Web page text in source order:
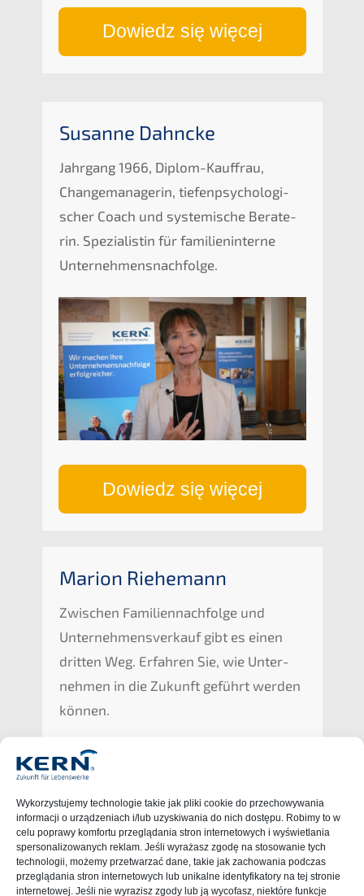
Wykor­zys­tu­je­my techno­lo­gie takie jak pliki cookie do przecho­wy­wa­nia
infor­mac­ji o urząd­ze­niach i/lub uzyski­wa­nia do nich dostę­pu. Robimy to w
celu popra­wy komfor­tu przeglą­da­nia stron inter­neto­wych i wyświet­la­nia
sperso­na­lizowanych reklam. Jeśli wyrażasz zgodę na stoso­wa­nie tych
techno­lo­gii, możemy przet­warzać dane, takie jak zacho­wa­nia podcz­as
przeglą­da­nia stron inter­neto­wych lub unikal­ne identy­fi­ka­to­ry na tej stronie
inter­neto­wej. Jeśli nie wyrazi­sz zgody lub ją wycofasz, niektó­re funkc­je
Dowiedz się więcej
Susan­ne Dahncke
Jahrgang 1966, Diplom-Kauffrau,
Change­ma­na­ge­rin, tiefen­psy­cho­lo­gi­
scher Coach und syste­mi­sche Berate­
rin. Spezia­lis­tin für famili­en­in­ter­ne
Unternehmensnachfolge.
Dowiedz się więcej
Marion Riehe­mann
Zwischen Famili­en­nach­fol­ge und
Unter­nehmens­verkauf gibt es einen
dritten Weg. Erfah­ren Sie, wie Unter­
neh­men in die Zukunft geführt werden
können.